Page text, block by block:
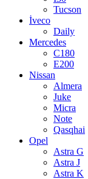
Tucson
İveco
Daily
Mercedes
C180
E200
Nissan
Almera
Juke
Micra
Note
Qasqhai
Opel
Astra G
Astra J
Astra K